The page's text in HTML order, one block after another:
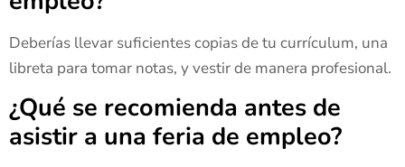
Deberías llevar suficientes copias de tu currículum, una
libreta para tomar notas, y vestir de manera profesional.
¿Qué se recomienda antes de
asistir a una feria de empleo?